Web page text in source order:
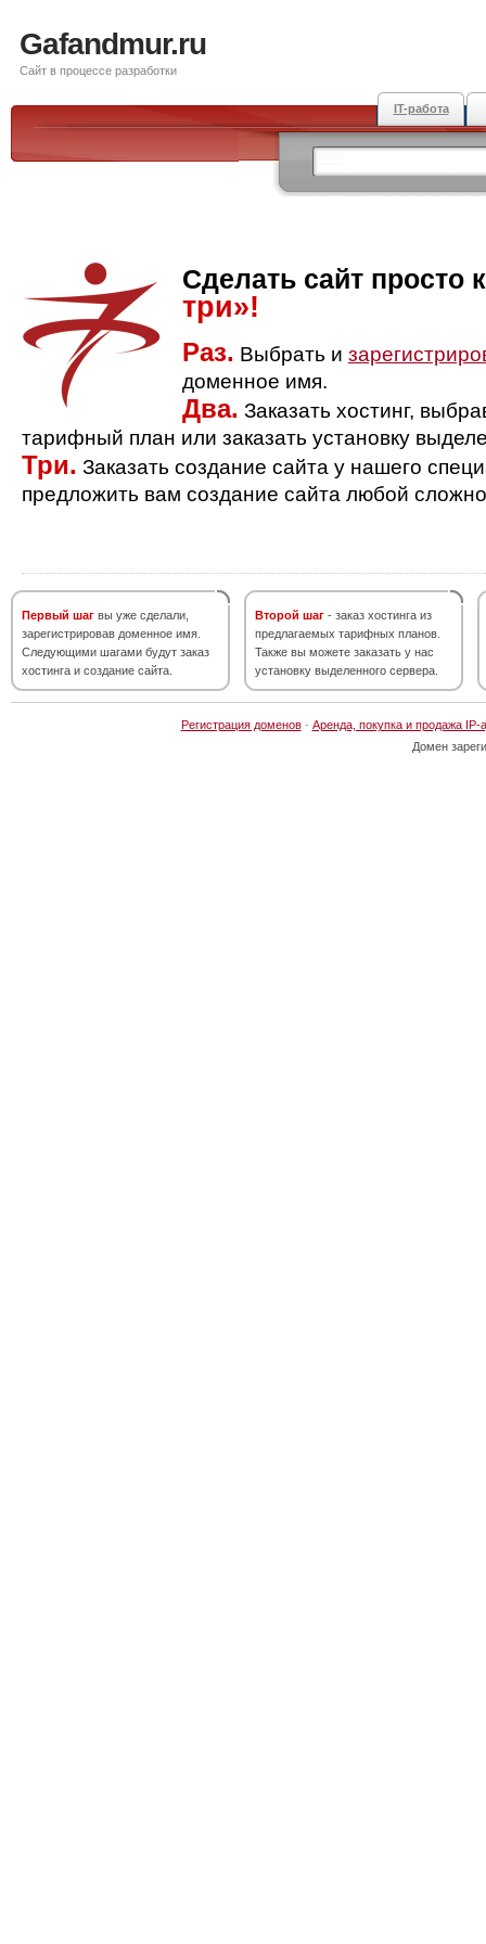
Gafandmur.ru
Сайт в процессе разработки
IT-работа
Сделать сайт просто
три»!
Раз. Выбрать и
доменное имя.
Два. Заказать хостинг,
тарифный план или заказать установку
Три. Заказать создание сайта у нашего
предложить вам создание сайта любой
Первый шаг вы уже сделали,
зарегистрировав доменное имя.
Следующими шагами будут заказ
хостинга и создание сайта.
Второй шаг - заказ хостинга из
предлагаемых тарифных планов.
Также вы можете заказать у нас
установку выделенного сервера.
Регистрация доменов· Аренда, покупка и продажа IP-
Домен